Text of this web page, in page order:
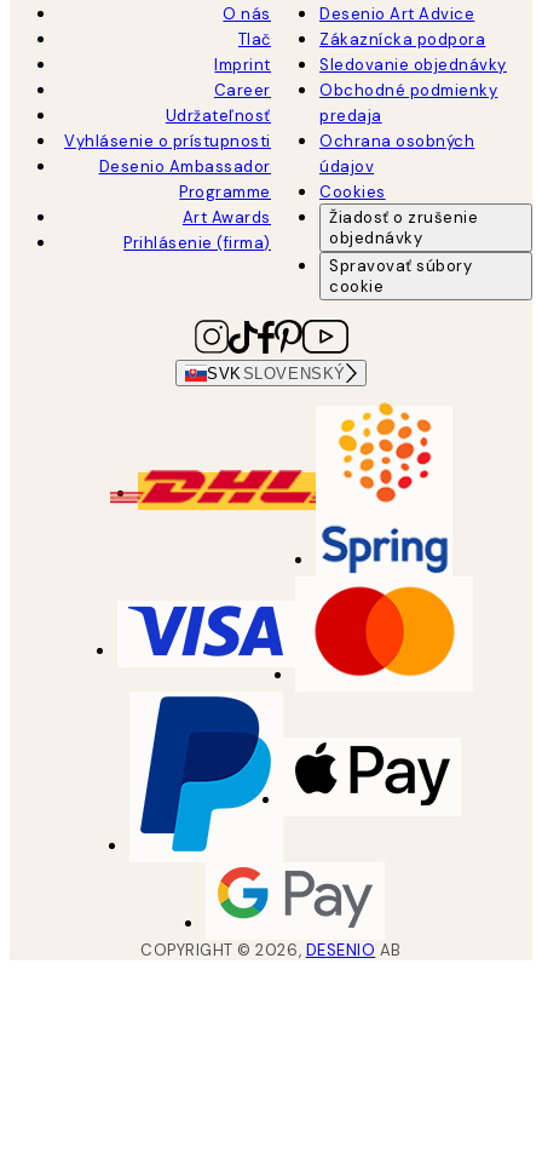
O nás
Tlač
Imprint
Career
Udržateľnosť
Vyhlásenie o prístupnosti
Desenio Ambassador
Programme
Art Awards
Prihlásenie (firma)
Desenio Art Advice
Zákaznícka podpora
Sledovanie objednávky
Obchodné podmienky
predaja
Ochrana osobných
údajov
Cookies
Žiadosť o zrušenie
objednávky
Spravovať súbory
cookie
SVK SLOVENSKÝ
COPYRIGHT ©2026, DESENIO AB